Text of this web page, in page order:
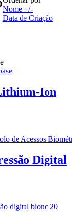
Nome +/-
Data de Criação
Ion
Digital